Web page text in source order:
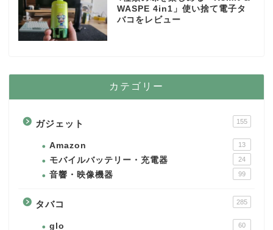
WASPE 4in1」使い捨て電子タ
バコをレビュー
カテゴリー
ガジェット 155
Amazon 13
モバイルバッテリー・充電器 24
音響・映像機器 99
タバコ 285
glo 60